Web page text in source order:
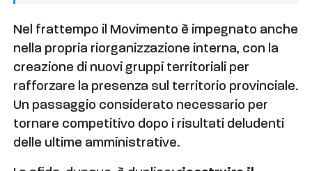
Nel frattempo il Movimento è impegnato anche
nella propria riorganizzazione interna, con la
creazione di nuovi gruppi territoriali per
rafforzare la presenza sul territorio provinciale.
Un passaggio considerato necessario per
tornare competitivo dopo i risultati deludenti
delle ultime amministrative.